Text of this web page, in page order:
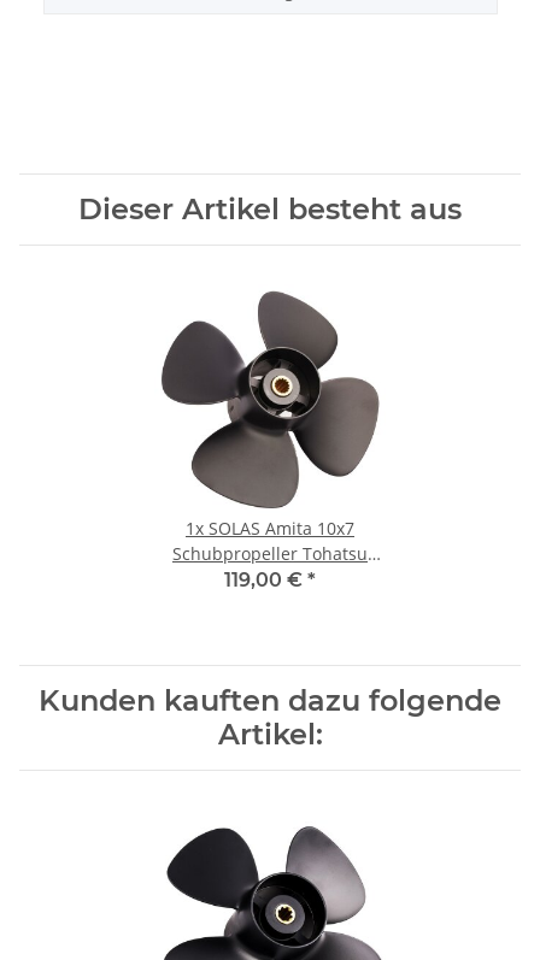
Dieser Artikel besteht aus
1x SOLAS Amita 10x7
Schubpropeller Tohatsu
Nissan Mercury 9,9-20PS
119,00 € *
Kunden kauften dazu folgende
Artikel: